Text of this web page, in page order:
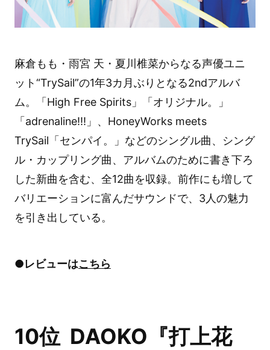
麻倉もも・雨宮 天・夏川椎菜からなる声優ユニ
ット“TrySail”の1年3カ月ぶりとなる2ndアルバ
ム。「High Free Spirits」「オリジナル。」
「adrenaline!!!」、HoneyWorks meets
TrySail「センパイ。」などのシングル曲、シング
ル・カップリング曲、アルバムのために書き下ろ
した新曲を含む、全12曲を収録。前作にも増して
バリエーションに富んだサウンドで、3人の魅力
を引き出している。
●レビューはこちら
10位 DAOKO『打上花